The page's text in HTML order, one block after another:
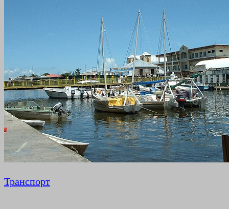
Транспорт